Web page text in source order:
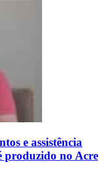
e assistência
produzido no Acre